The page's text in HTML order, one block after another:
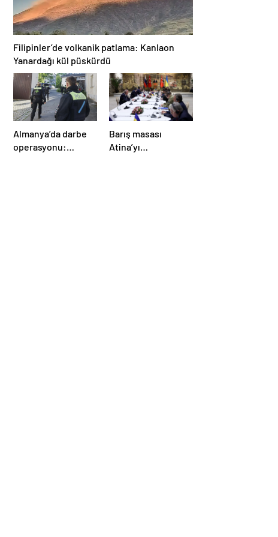
Filipinler’de volkanik patlama: Kanlaon
Yanardağı kül püskürdü
Almanya’da darbe
operasyonu:
Barış masası
Atina’yı